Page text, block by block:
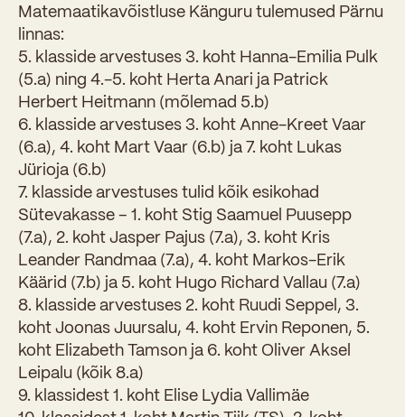
Matemaatikavõistluse Känguru tulemused Pärnu
linnas:
5. klasside arvestuses 3. koht Hanna-Emilia Pulk
(5.a) ning 4.-5. koht Herta Anari ja Patrick
Herbert Heitmann (mõlemad 5.b)
6. klasside arvestuses 3. koht Anne-Kreet Vaar
(6.a), 4. koht Mart Vaar (6.b) ja 7. koht Lukas
Jürioja (6.b)
7. klasside arvestuses tulid kõik esikohad
Sütevakasse – 1. koht Stig Saamuel Puusepp
(7.a), 2. koht Jasper Pajus (7.a), 3. koht Kris
Leander Randmaa (7.a), 4. koht Markos-Erik
Käärid (7.b) ja 5. koht Hugo Richard Vallau (7.a)
8. klasside arvestuses 2. koht Ruudi Seppel, 3.
koht Joonas Juursalu, 4. koht Ervin Reponen, 5.
koht Elizabeth Tamson ja 6. koht Oliver Aksel
Leipalu (kõik 8.a)
9. klassidest 1. koht Elise Lydia Vallimäe